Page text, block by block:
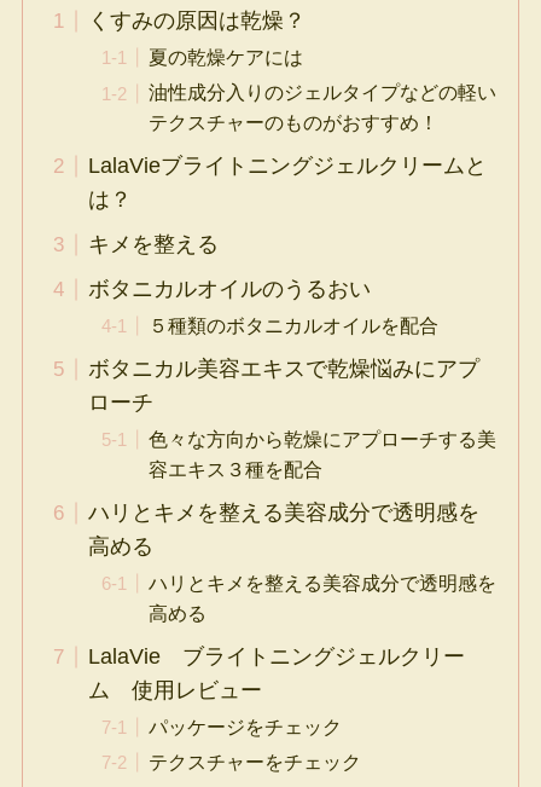
くすみの原因は乾燥？
夏の乾燥ケアには
油性成分入りのジェルタイプなどの軽い
テクスチャーのものがおすすめ！
LalaVieブライトニングジェルクリームと
は？
キメを整える
ボタニカルオイルのうるおい
５種類のボタニカルオイルを配合
ボタニカル美容エキスで乾燥悩みにアプ
ローチ
色々な方向から乾燥にアプローチする美
容エキス３種を配合
ハリとキメを整える美容成分で透明感を
高める
ハリとキメを整える美容成分で透明感を
高める
LalaVie ブライトニングジェルクリー
ム 使用レビュー
パッケージをチェック
テクスチャーをチェック